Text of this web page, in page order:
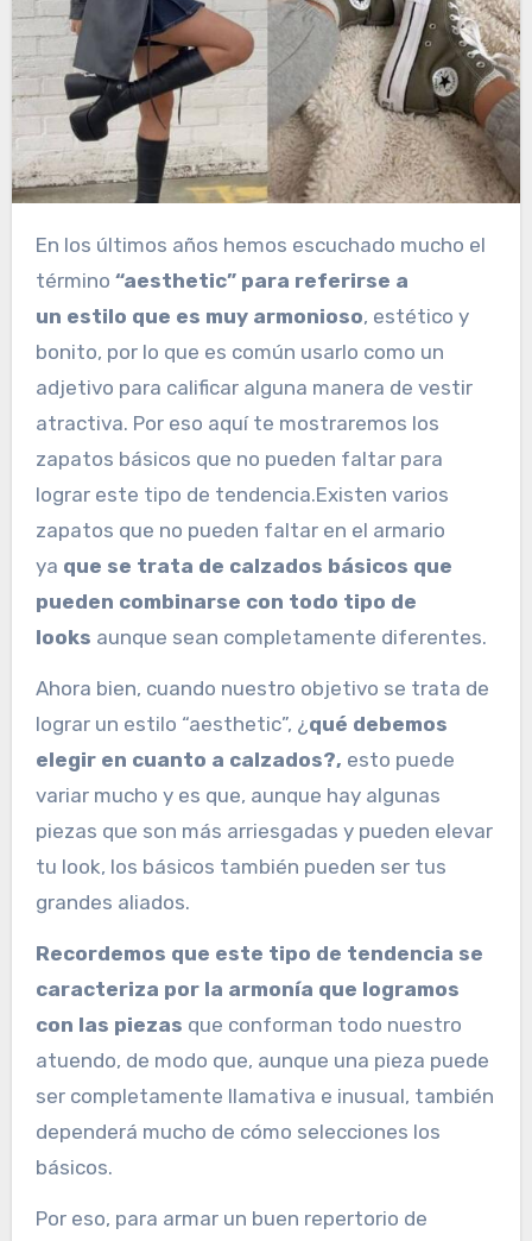
En los últimos años hemos escuchado mucho el
término “aesthetic” para referirse a
un estilo que es muy armonioso, estético y
bonito, por lo que es común usarlo como un
adjetivo para calificar alguna manera de vestir
atractiva. Por eso aquí te mostraremos los
zapatos básicos que no pueden faltar para
lograr este tipo de tendencia.Existen varios
zapatos que no pueden faltar en el armario
ya que se trata de calzados básicos que
pueden combinarse con todo tipo de
looks aunque sean completamente diferentes.
Ahora bien, cuando nuestro objetivo se trata de
lograr un estilo “aesthetic”, ¿qué debemos
elegir en cuanto a calzados?, esto puede
variar mucho y es que, aunque hay algunas
piezas que son más arriesgadas y pueden elevar
tu look, los básicos también pueden ser tus
grandes aliados.
Recordemos que este tipo de tendencia se
caracteriza por la armonía que logramos
con las piezas que conforman todo nuestro
atuendo, de modo que, aunque una pieza puede
ser completamente llamativa e inusual, también
dependerá mucho de cómo selecciones los
básicos.
Por eso, para armar un buen repertorio de